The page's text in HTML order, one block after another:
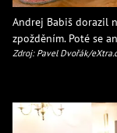
Andrej Babiš dorazil
zpožděním. Poté se
Zdroj: Pavel Dvořák/